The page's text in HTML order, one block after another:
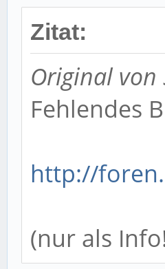
Zitat:
Original von
Fehlendes
http://
(nur als